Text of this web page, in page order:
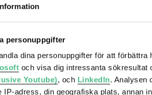
personuppgifter
dina personuppgifter för att förbättra
och visa dig intressanta sökresultat
Youtube), och LinkedIn. Analysen
adress, din geografiska plats, annan
oss, att hänvisas till
deras köregler, där
bland annat: